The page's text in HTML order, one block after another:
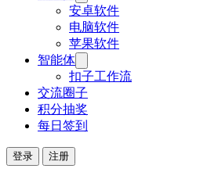
安卓软件
电脑软件
苹果软件
智能体
扣子工作流
交流圈子
积分抽奖
每日签到
登录 注册